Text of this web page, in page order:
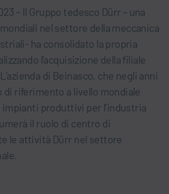
– Il Gruppo tedesco Dürr – una
nel settore della meccanica
ha consolidato la propria
l’acquisizione della filiale
di Beinasco, che negli anni
riferimento a livello mondiale
impianti produttivi per l’industria
il ruolo di centro di
le attività Dürr nel settore